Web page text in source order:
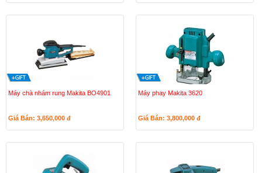
Máy chà nhám rung Makita BO4901
Giá Bán: 3,650,000 đ
Máy phay Makita 3620
Giá Bán: 3,800,000 đ